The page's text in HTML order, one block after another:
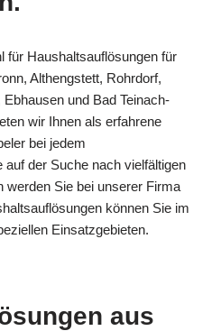
für Haushaltsauflösungen für
Althengstett, Rohrdorf,
und Bad Teinach-
wir Ihnen als erfahrene
bei jedem
der Suche nach vielfältigen
werden Sie bei unserer Firma
können Sie im
Einsatzgebieten.
aus